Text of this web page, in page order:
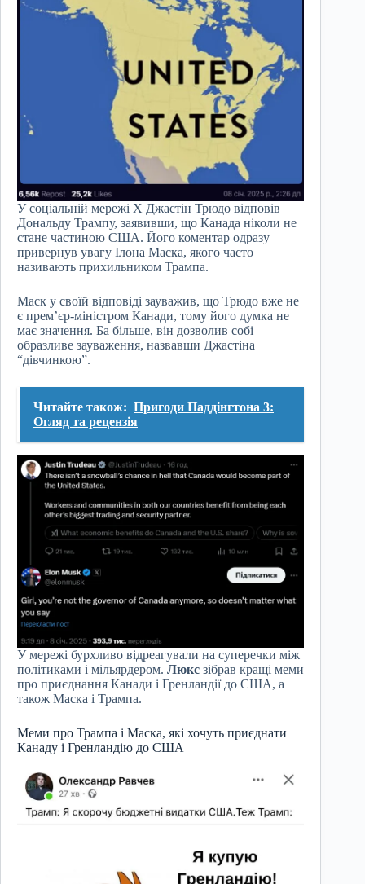
У соціальній мережі X Джастін Трюдо відповів
Дональду Трампу, заявивши, що Канада ніколи не
стане частиною США. Його коментар одразу
привернув увагу Ілона Маска, якого часто
називають прихильником Трампа.
Маск у своїй відповіді зауважив, що Трюдо вже не
є прем’єр-міністром Канади, тому його думка не
має значення. Ба більше, він дозволив собі
образливе зауваження, назвавши Джастіна
“дівчинкою”.
Читайте також: Пригоди Паддінгтона 3:
Огляд та рецензія
У мережі бурхливо відреагували на суперечки між
політиками і мільярдером. Люкс зібрав кращі меми
про приєднання Канади і Гренландії до США, а
також Маска і Трампа.
Меми про Трампа і Маска, які хочуть приєднати
Канаду і Гренландію до США